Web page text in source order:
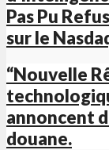
Pas Pu
sur le
“Nouvelle
annoncent
douane.